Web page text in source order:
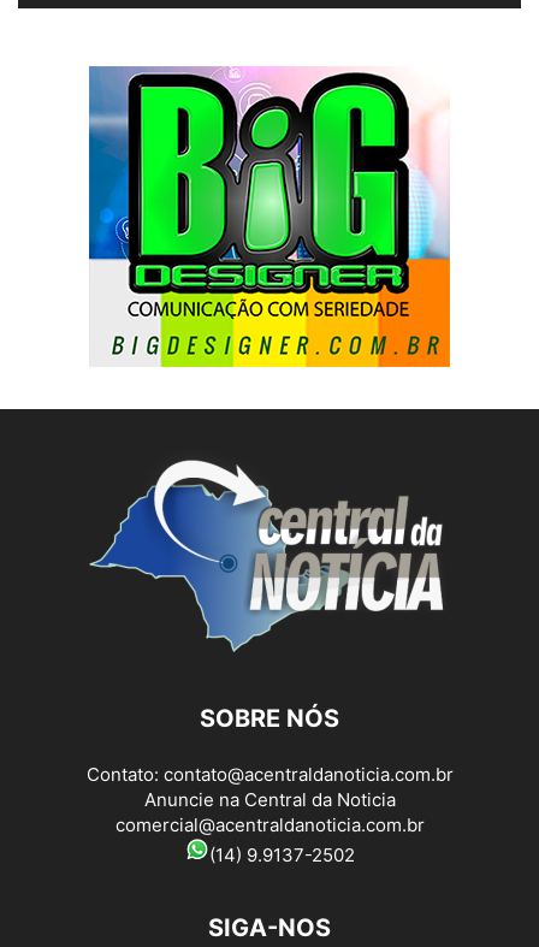
SOBRE NÓS
Contato: contato@acentraldanoticia.com.br
Anuncie na Central da Noticia
comercial@acentraldanoticia.com.br
(14) 9.9137-2502
SIGA-NOS